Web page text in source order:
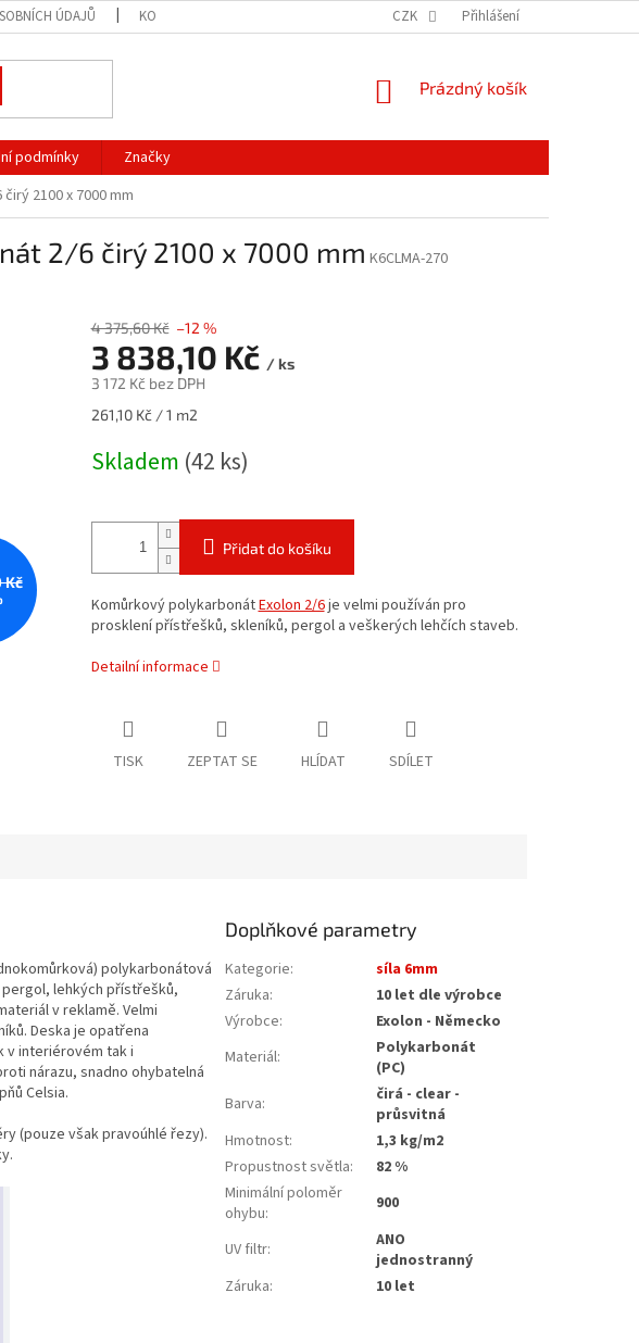
ÚDAJŮ KONTAKTY NOVINKY
CZK Přihlášení
NÁKUPNÍ
Prázdný košík
podmínky
Značky
2100 x 7000 mm
2/6 čirý 2100 x 7000 mm K6CLMA-270
Kč
4 375,60 Kč –12 %
3 838,10 Kč / ks
3 172 Kč bez DPH
Měrná
261,10 Kč / 1 m2
Skladem (42 ks)
Přidat do košíku
Komůrkový polykarbonátExolon 2/6je velmi používán pro
prosklení přístřešků, skleníků, pergol a veškerých lehčích staveb.
Detailní informace
TISK ZEPTAT SE HLÍDAT SDÍLET
polykarbonátová
lehkých přístřešků,
v reklamě. Velmi
Deska je opatřena
v interiérovém tak i
nárazu, snadno ohybatelná
Celsia.
(pouze však pravoúhlé řezy).
Doplňkové parametry
Kategorie:
síla 6mm
Záruka:
10 let dle výrobce
Výrobce:
Exolon - Německo
Materiál:
Polykarbonát
(PC)
Barva:
čirá - clear -
průsvitná
Hmotnost:
1,3 kg/m2
Propustnost světla:
82 %
Minimální poloměr
ohybu: 900
UV filtr:
ANO
jednostranný
Záruka: 10 let